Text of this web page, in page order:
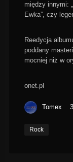
między innymi:
Ewka”, czy
Reedycja
poddany
mocniej niż w
onet.pl
Tomex
Rock